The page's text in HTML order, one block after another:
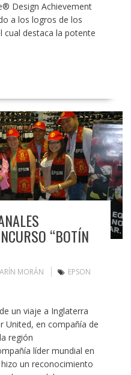
Design Achievement
a los logros de los
cual destaca la potente
“BOTÍN
MORÁN
EPSON
un viaje a Inglaterra
United, en compañía de
región
líder mundial en
un reconocimiento